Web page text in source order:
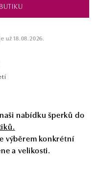
už 18.08.2026.
nabídku šperků do
výběrem konkrétní
a velikosti.